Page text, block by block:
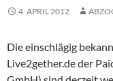
4. APRIL 2012
Die einschlägig
Live2gether.de der